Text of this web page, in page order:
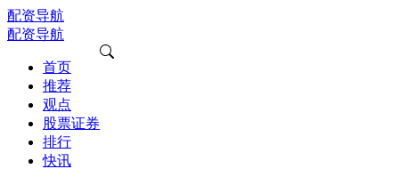
配资导航
配资导航
首页
推荐
观点
股票证券
排行
快讯